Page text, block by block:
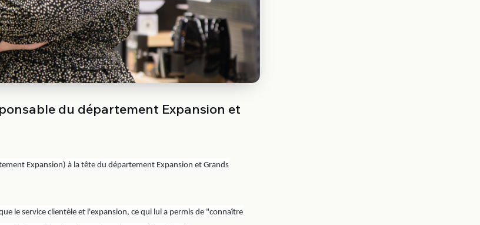
du département Expansion et
Expansion) à la tête du département Expansion et Grands
le service clientèle et l'expansion, ce qui lui a permis de "connaître